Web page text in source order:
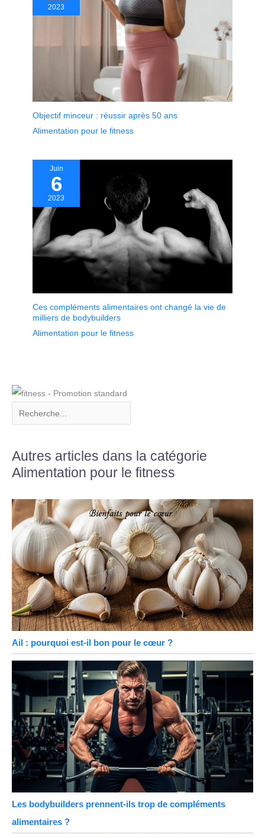
2023
Objectif minceur : réussir après 50 ans
Alimentation pour le fitness
Juin
6
2023
Ces compléments alimentaires ont changé la vie de
milliers de bodybuilders
Alimentation pour le fitness
Autres articles dans la catégorie
Alimentation pour le fitness
Ail : pourquoi est-il bon pour le cœur ?
Les bodybuilders prennent-ils trop de compléments
alimentaires ?